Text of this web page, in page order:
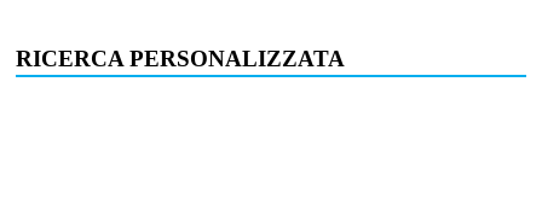
RICERCA PERSONALIZZATA